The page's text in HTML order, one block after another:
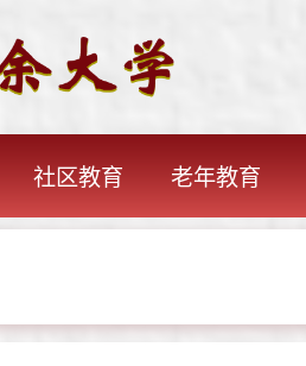
社区教育 老年教育